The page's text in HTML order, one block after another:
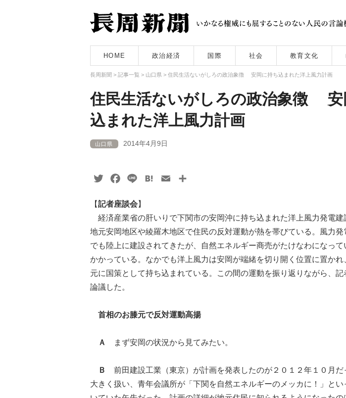
HOME 政治経済 国際 社会 教育文化
長周新聞 > 記事一覧 > 山口県 > 住民生活ないがしろの政治象徴 安岡に持ち込まれた洋上風力計画
住民生活ないがしろの政治象徴 安
込まれた洋上風力計画
山口県 2014年4月9日
TwitterFacebook
Line HatenaEmail
【記者座談会】
経済産業省の肝いりで下関市の安岡沖に持ち込まれた洋上風力発電建
地元安岡地区や綾羅木地区で住民の反対運動が熱を帯びている。風力発
でも陸上に建設されてきたが、自然エネルギー商売がたけなわになっ
かかっている。なかでも洋上風力は安岡が端緒を切り開く位置に置かれ
元に国策として持ち込まれている。この間の運動を振り返りながら、記
論議した。
首相のお膝元で反対運動高揚
Ａ まず安岡の状況から見てみたい。
Ｂ
前田建設工業（東京）が計画を発表したのが２０１２年１０月だ
大きく扱い、青年会議所が「下関を自然エネルギーのメッカに！」と